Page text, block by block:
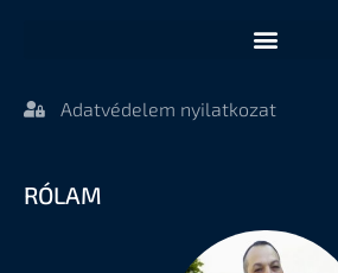
Adatvédelem nyilatkozat
RÓLAM